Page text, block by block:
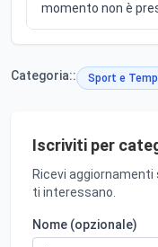
momento non è
Categoria:: Sport e
Iscriviti per
Ricevi
ti interessano.
Nome (opzionale)